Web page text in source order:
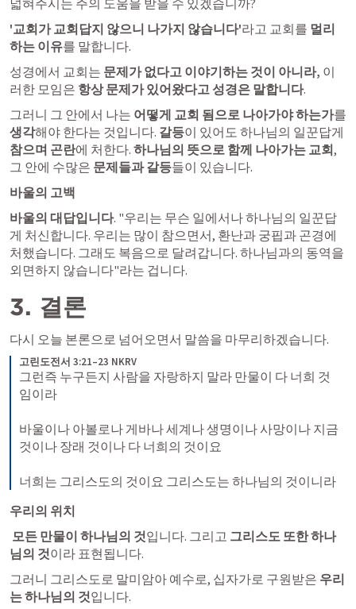
넓혀주시는 주의 도움을 받을 수 있겠습니까?
'교회가 교회답지 않으니 나가지 않습니다'라고 교회를 멀리
하는 이유를 말합니다.
성경에서 교회는 문제가 없다고 이야기하는 것이 아니라, 이
러한 모임은 항상 문제가 있어왔다고 성경은 말합니다.
그러니 그 안에서 나는 어떻게 교회 됨으로 나아가야 하는가
생각해야 한다는 것입니다. 갈등
참으며 곤란에 처한다. 하나님의 뜻으로 함께 나아가는 교회,
그 안에 수많은 문제들과 갈등들이 있습니다.
바울의 고백
바울의 대답입니다. "우리는 무슨 일에서나 하나님의 일꾼답
게 처신합니다. 우리는 많이 참으면서, 환난과 궁핍과 곤경에
처했습니다. 그래도 복음으로 달려갑니다. 하나님과의 동역을
외면하지 않습니다"라는 겁니다.
3. 결론
다시 오늘 본론으로 넘어오면서 말씀을 마무리하겠습니다.
고린도전서 3:21–23 NKRV
그런즉 누구든지 사람을 자랑하지 말라 만물이 다 너희 것
임이라
바울이나 아볼로나 게바나 세계나 생명이나 사망이나 지금
것이나 장래 것이나 다 너희의 것이요
너희는 그리스도의 것이요 그리스도는 하나님의 것이니라
우리의 위치
모든 만물이 하나님의 것입니다. 그리고 그리스도 또한 하나
님의 것이라 표현됩니다.
그러니 그리스도로 말미암아 예수로, 십자가로 구원받은 우리
는 하나님의 것입니다.